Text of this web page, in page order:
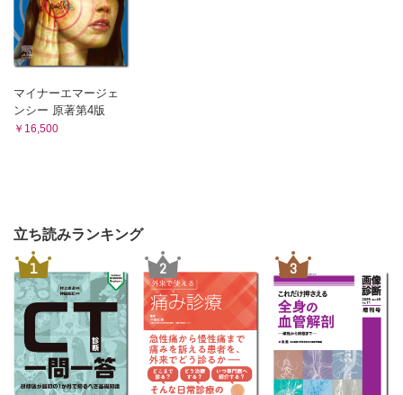
マイナーエマージェ
ンシー 原著第4版
￥16,500
立ち読みランキング
1 2 3